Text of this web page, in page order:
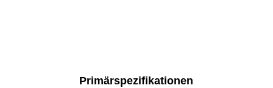
Primärspezifikationen